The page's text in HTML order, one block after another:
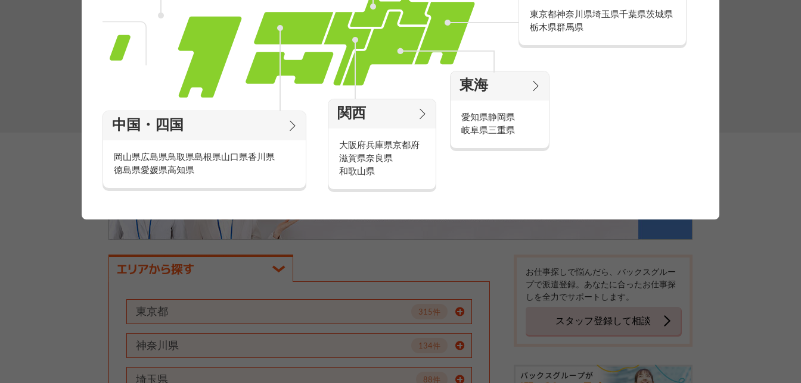
東京都神奈川県埼玉県千葉県茨城県
栃木県群馬県
東海
愛知県静岡県
岐阜県三重県
関西
大阪府兵庫県京都府
滋賀県奈良県
和歌山県
中国・四国
岡山県広島県鳥取県島根県山口県香川県
徳島県愛媛県高知県
有名ブランドで楽しく働こう
人気を誇るブランドで 販売&店舗運営スタッ
フ積極採用中！
家電量販店の派遣・バイト求人
家電量販店で働くメリットをご紹介！
官庁・官公庁のお仕事とは
東京都 315件
神奈川県 134件
埼玉県 88件
お仕事探しで悩んだら、バックスグルー
プで派遣登録。あなたに合ったお仕事探
しを全力でサポートします。
スタッフ登録して相談